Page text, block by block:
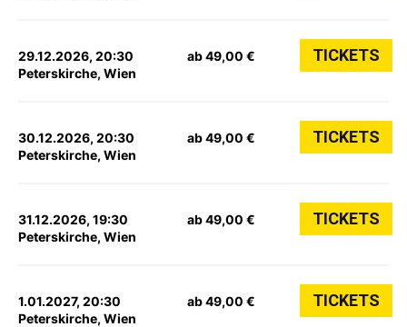
29.12.2026, 20:30
Peterskirche, Wien
ab 49,00 € TICKETS
30.12.2026, 20:30
Peterskirche, Wien
ab 49,00 € TICKETS
31.12.2026, 19:30
Peterskirche, Wien
ab 49,00 € TICKETS
1.01.2027, 20:30
Peterskirche, Wien
ab 49,00 € TICKETS